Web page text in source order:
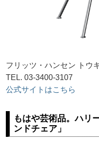
フリッツ・ハンセン トウ
TEL. 03-3400-3107
公式サイトはこちら
もはや芸術品。ハリ
ンドチェア」